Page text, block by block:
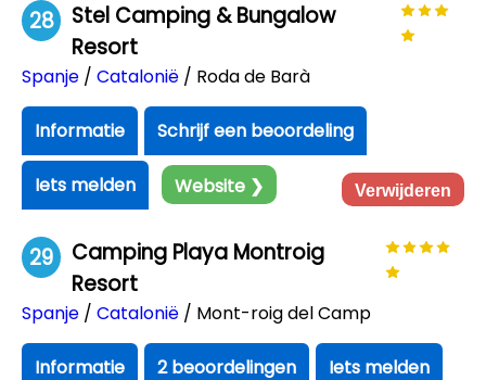
28
Stel Camping & Bungalow
Resort
Spanje / Catalonië / Roda de Barà
Informatie Schrijf een beoordeling
Iets melden Website ❯ Verwijderen
29
Camping Playa Montroig
Resort
Spanje / Catalonië / Mont-roig del Camp
Informatie 2 beoordelingen Iets melden